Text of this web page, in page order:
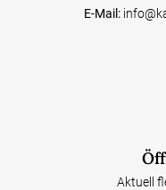
E-Mail:
Aktuell